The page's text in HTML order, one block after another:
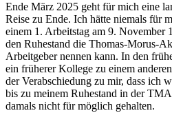
Ende März 2025 geht für mich eine
Reise zu Ende. Ich hätte niemals für
einem 1. Arbeitstag am 9. November
den Ruhestand die Thomas-Morus-
Arbeitgeber nennen kann. In den
ein früherer Kollege zu einem
der Verabschiedung zu mir, dass ich
bis zu meinem Ruhestand in der
damals nicht für möglich gehalten.